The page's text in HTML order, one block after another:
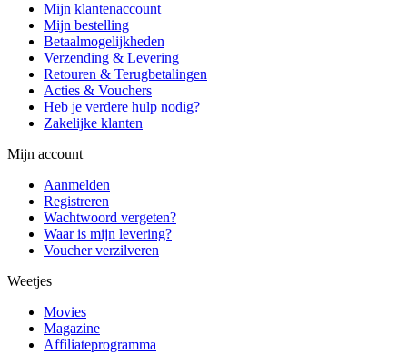
Mijn klantenaccount
Mijn bestelling
Betaalmogelijkheden
Verzending & Levering
Retouren & Terugbetalingen
Acties & Vouchers
Heb je verdere hulp nodig?
Zakelijke klanten
Mijn account
Aanmelden
Registreren
Wachtwoord vergeten?
Waar is mijn levering?
Voucher verzilveren
Weetjes
Movies
Magazine
Affiliateprogramma